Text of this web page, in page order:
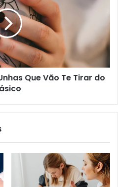
Que Vão Te Tirar do